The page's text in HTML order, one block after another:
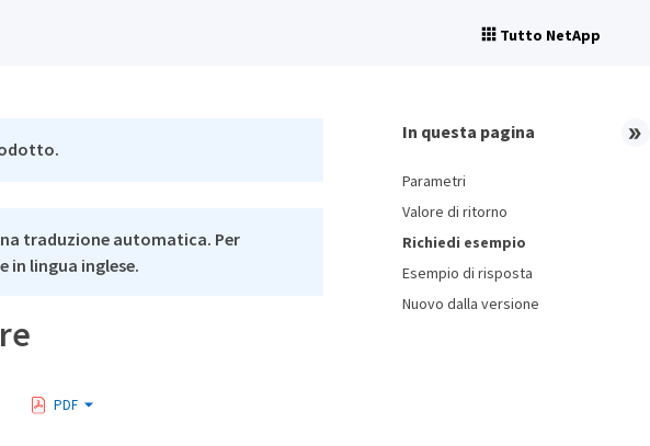
Tutto NetApp
traduzione automatica. Per
in lingua inglese.
PDF
In questa pagina
Parametri
Valore di ritorno
Richiedi esempio
Esempio di risposta
Nuovo dalla versione